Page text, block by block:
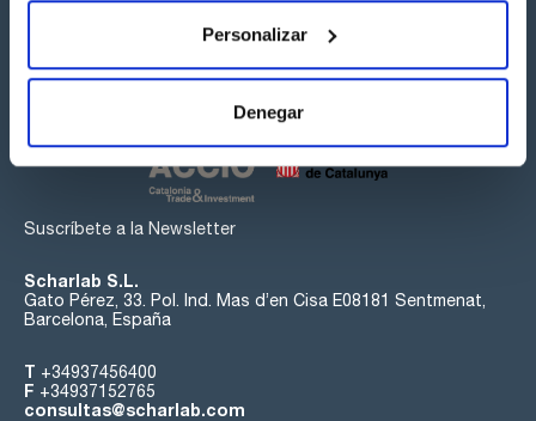
Personalizar
Denegar
Síguenos:
Suscríbete a la Newsletter
Scharlab S.L.
Gato Pérez, 33. Pol. Ind. Mas d’en Cisa E08181 Sentmenat,
Barcelona, España
T +34937456400
F +34937152765
consultas@scharlab.com